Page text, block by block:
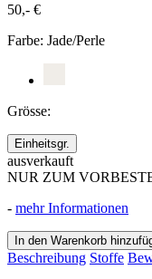
50,- €
Farbe: Jade/Perle
Grösse:
Einheitsgr.
ausverkauft
NUR ZUM
- mehr Informationen
In den Warenkorb
Beschreibung Stoffe